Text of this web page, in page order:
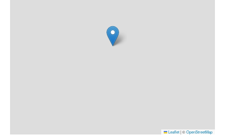
Leaflet|©OpenStreetMap